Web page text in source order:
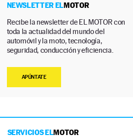
NEWSLETTER ELMOTOR
Recibe la newsletter de EL MOTOR con
toda la actualidad del mundo del
automóvil y la moto, tecnología,
seguridad, conducción y eficiencia.
APÚNTATE
SERVICIOS ELMOTOR